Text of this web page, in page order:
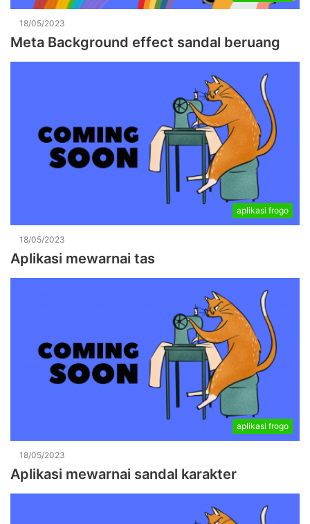
18/05/2023
Meta Background effect sandal beruang
aplikasi frogo
18/05/2023
Aplikasi mewarnai tas
aplikasi frogo
18/05/2023
Aplikasi mewarnai sandal karakter